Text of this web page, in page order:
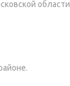
области